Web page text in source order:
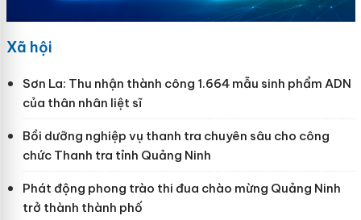
Xã hội
Sơn La: Thu nhận thành công 1.664 mẫu sinh phẩm ADN
của thân nhân liệt sĩ
Bồi dưỡng nghiệp vụ thanh tra chuyên sâu cho công
chức Thanh tra tỉnh Quảng Ninh
Phát động phong trào thi đua chào mừng Quảng Ninh
trở thành thành phố